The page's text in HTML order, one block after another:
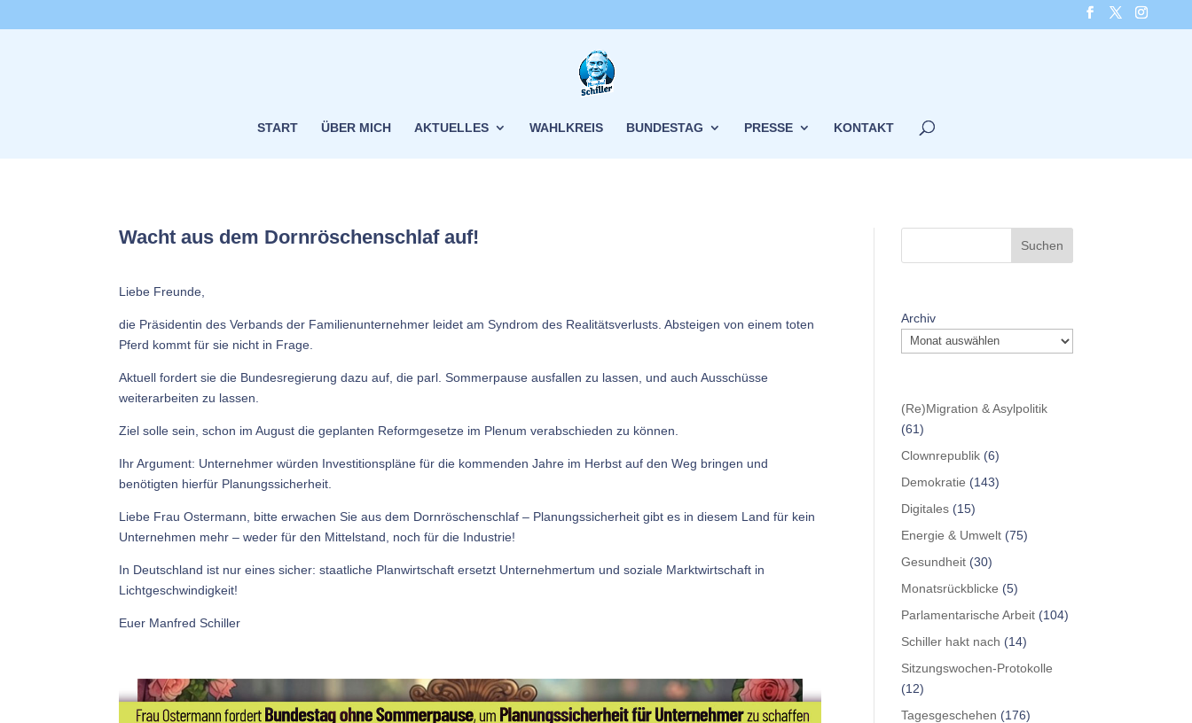
START ÜBER MICH AKTUELLES WAHLKREIS BUNDESTAG PRESSE KONTAKT
Wacht aus dem Dornröschenschlaf auf!
Liebe Freunde,
die Präsidentin des Verbands der Familienunternehmer leidet am Syndrom des Realitätsverlusts. Absteigen von einem toten
Pferd kommt für sie nicht in Frage.
Aktuell fordert sie die Bundesregierung dazu auf, die parl. Sommerpause ausfallen zu lassen, und auch Ausschüsse
weiterarbeiten zu lassen.
Ziel solle sein, schon im August die geplanten Reformgesetze im Plenum verabschieden zu können.
Ihr Argument: Unternehmer würden Investitionspläne für die kommenden Jahre im Herbst auf den Weg bringen und
benötigten hierfür Planungssicherheit.
Liebe Frau Ostermann, bitte erwachen Sie aus dem Dornröschenschlaf – Planungssicherheit gibt es in diesem Land für kein
Unternehmen mehr – weder für den Mittelstand, noch für die Industrie!
In Deutschland ist nur eines sicher: staatliche Planwirtschaft ersetzt Unternehmertum und soziale Marktwirtschaft in
Lichtgeschwindigkeit!
Euer Manfred Schiller
Suchen
Archiv
(Re)Migration & Asylpolitik
(61)
Clownrepublik (6)
Demokratie (143)
Digitales (15)
Energie & Umwelt (75)
Gesundheit (30)
Monatsrückblicke (5)
Parlamentarische Arbeit (104)
Schiller hakt nach (14)
Sitzungswochen-Protokolle
(12)
Tagesgeschehen (176)